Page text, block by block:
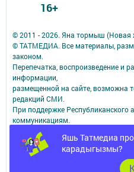
Яшь Татмедиа
карадыгызмы?
© 2011 - 2026. Яна тормыш
© ТАТМЕДИА. Все материалы,
законом.
Перепечатка, воспроизведение и
информации,
размещенной на сайте, возможна
редакций СМИ.
При поддержке Республиканского
коммуникациям.
Наименование СМИ: Яна тормыш
СМИ зарегистрировано
связи,
информационных технологий и
16+